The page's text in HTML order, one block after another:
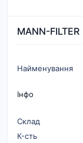
MANN-FILTER
Найменування
Інфо
Склад
К-cть